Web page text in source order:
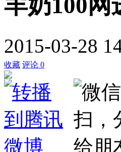
2015-03-28
收藏 评论 0